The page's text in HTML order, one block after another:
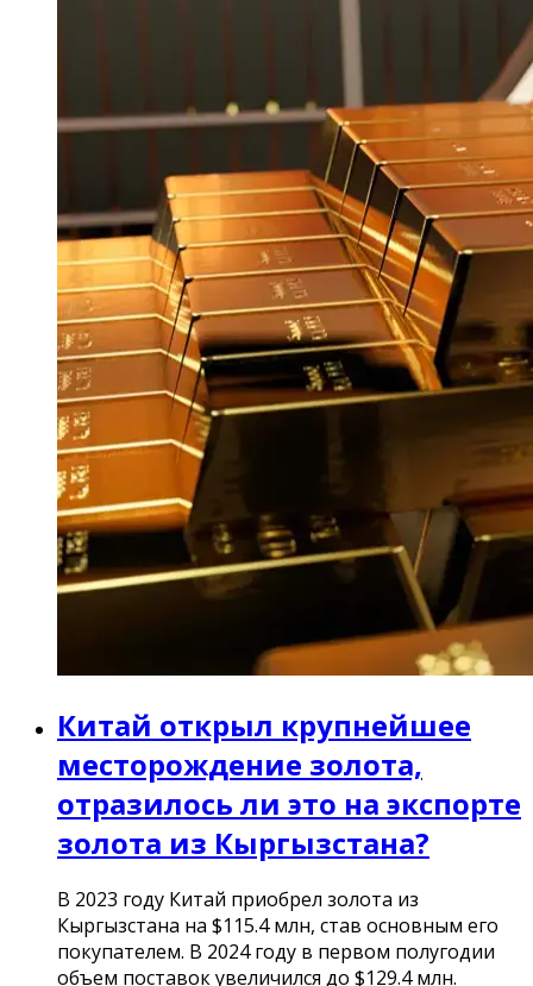
Китай открыл крупнейшее
месторождение золота,
отразилось ли это на экспорте
золота из Кыргызстана?
В 2023 году Китай приобрел золота из
Кыргызстана на $115.4 млн, став основным его
покупателем. В 2024 году в первом полугодии
объем поставок увеличился до $129.4 млн.